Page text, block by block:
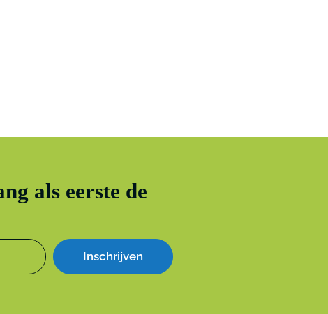
als eerste de
Inschrijven